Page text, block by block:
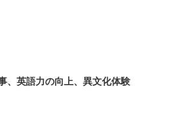
、英語力の向上、異文化体験